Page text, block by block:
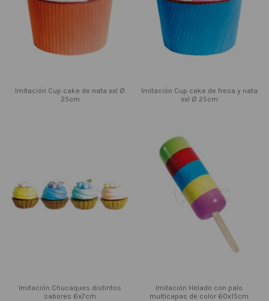
Imitación Cup cake de nata xxl Ø
25cm
Imitación Cup cake de fresa y nata
xxl Ø 25cm
Imitación Chucaques distintos
sabores 6x7cm
Imitación Helado con palo
multicapas de color 60x15cm